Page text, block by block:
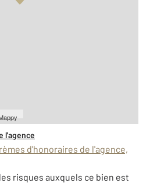
l'agence
d'honoraires de l'agence,
risques auxquels ce bien est